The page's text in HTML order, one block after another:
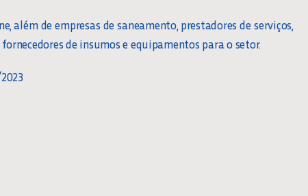
além de empresas de saneamento, prestadores de serviços,
de insumos e equipamentos para o setor.